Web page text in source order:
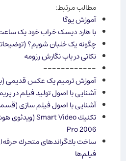
مطالب مرتبط:
آموزش یوگا
با هارد دیسک خراب خود یک
چگونه یک خلبان شویم؟
نکاتی در باب نگارش رزومه
------------
آموزش ترمیم یک عکس قدیمی
آشنایی با اصول تولید فیلم در
آشنایی با اصول فیلم سازی
Pro 2006
ساخت بك‌گراندهای متحرك
فیلم‌ها